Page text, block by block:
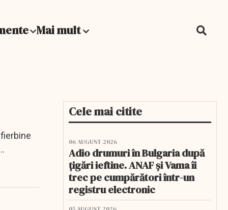
Mai mult
Cele mai citite
06 AUGUST 2026
Adio drumuri în Bulgaria după
țigări ieftine. ANAF și Vama îi
trec pe cumpărători într-un
registru electronic